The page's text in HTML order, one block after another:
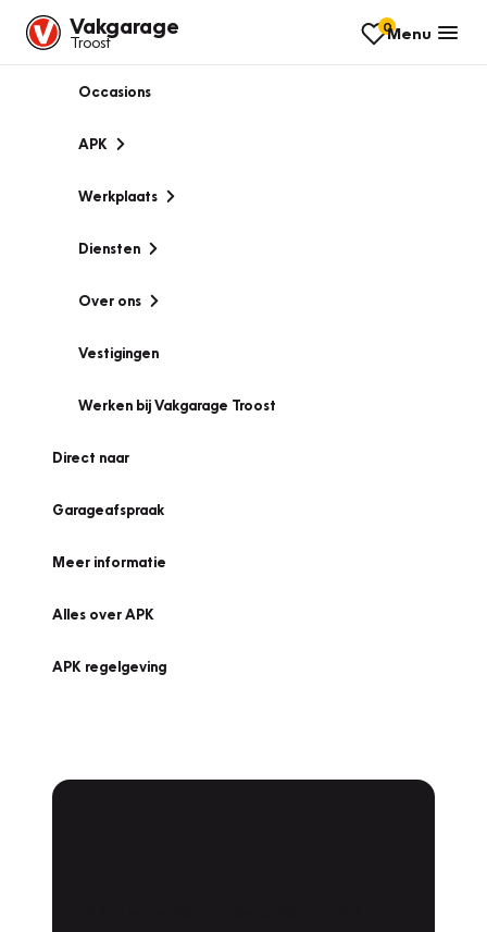
Vakgarage
Troost
0Menu
Occasions
APK
Werkplaats
Diensten
Over ons
Vestigingen
Werken bij Vakgarage Troost
Direct naar
Garageafspraak
Meer informatie
Alles over APK
APK regelgeving